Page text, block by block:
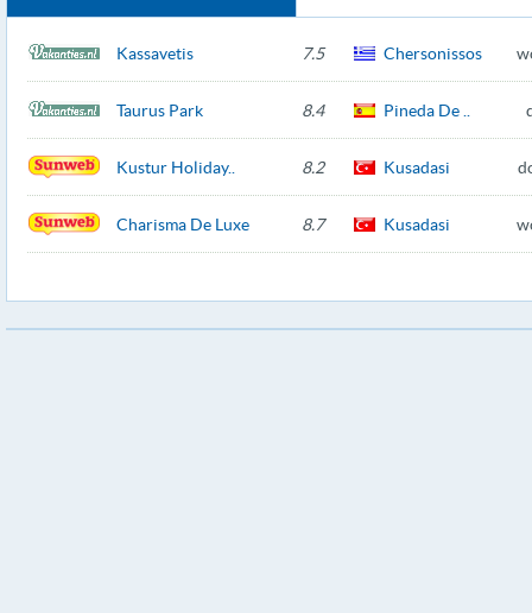
Kassavetis 7.5 Chersonissos
Taurus Park 8.4 Pineda De ..
Kustur Holiday.. 8.2 Kusadasi
Charisma De Luxe 8.7 Kusadasi